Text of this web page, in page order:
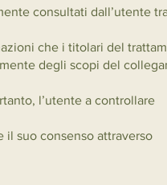
consultati dall’utente
che i titolari del
degli scopi del
l’utente a controllare
il suo consenso attraverso